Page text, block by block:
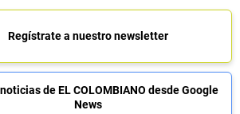
Regístrate a nuestro newsletter
de EL COLOMBIANO desde Google
News